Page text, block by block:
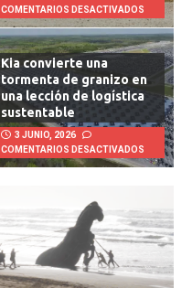
21 JULIO, 2026
COMENTARIOS DESACTIVADOS
Kia convierte una
tormenta de granizo en
una lección de logística
sustentable
3 JUNIO, 2026
COMENTARIOS DESACTIVADOS